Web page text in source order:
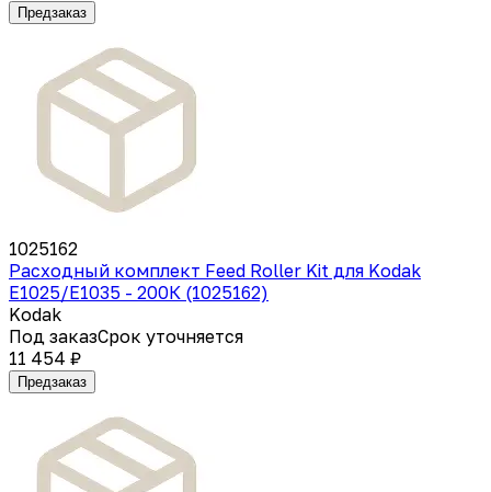
Предзаказ
1025162
Расходный комплект Feed Roller Kit для Kodak
E1025/E1035 - 200К (1025162)
Kodak
Под заказСрок уточняется
11 454 ₽
Предзаказ